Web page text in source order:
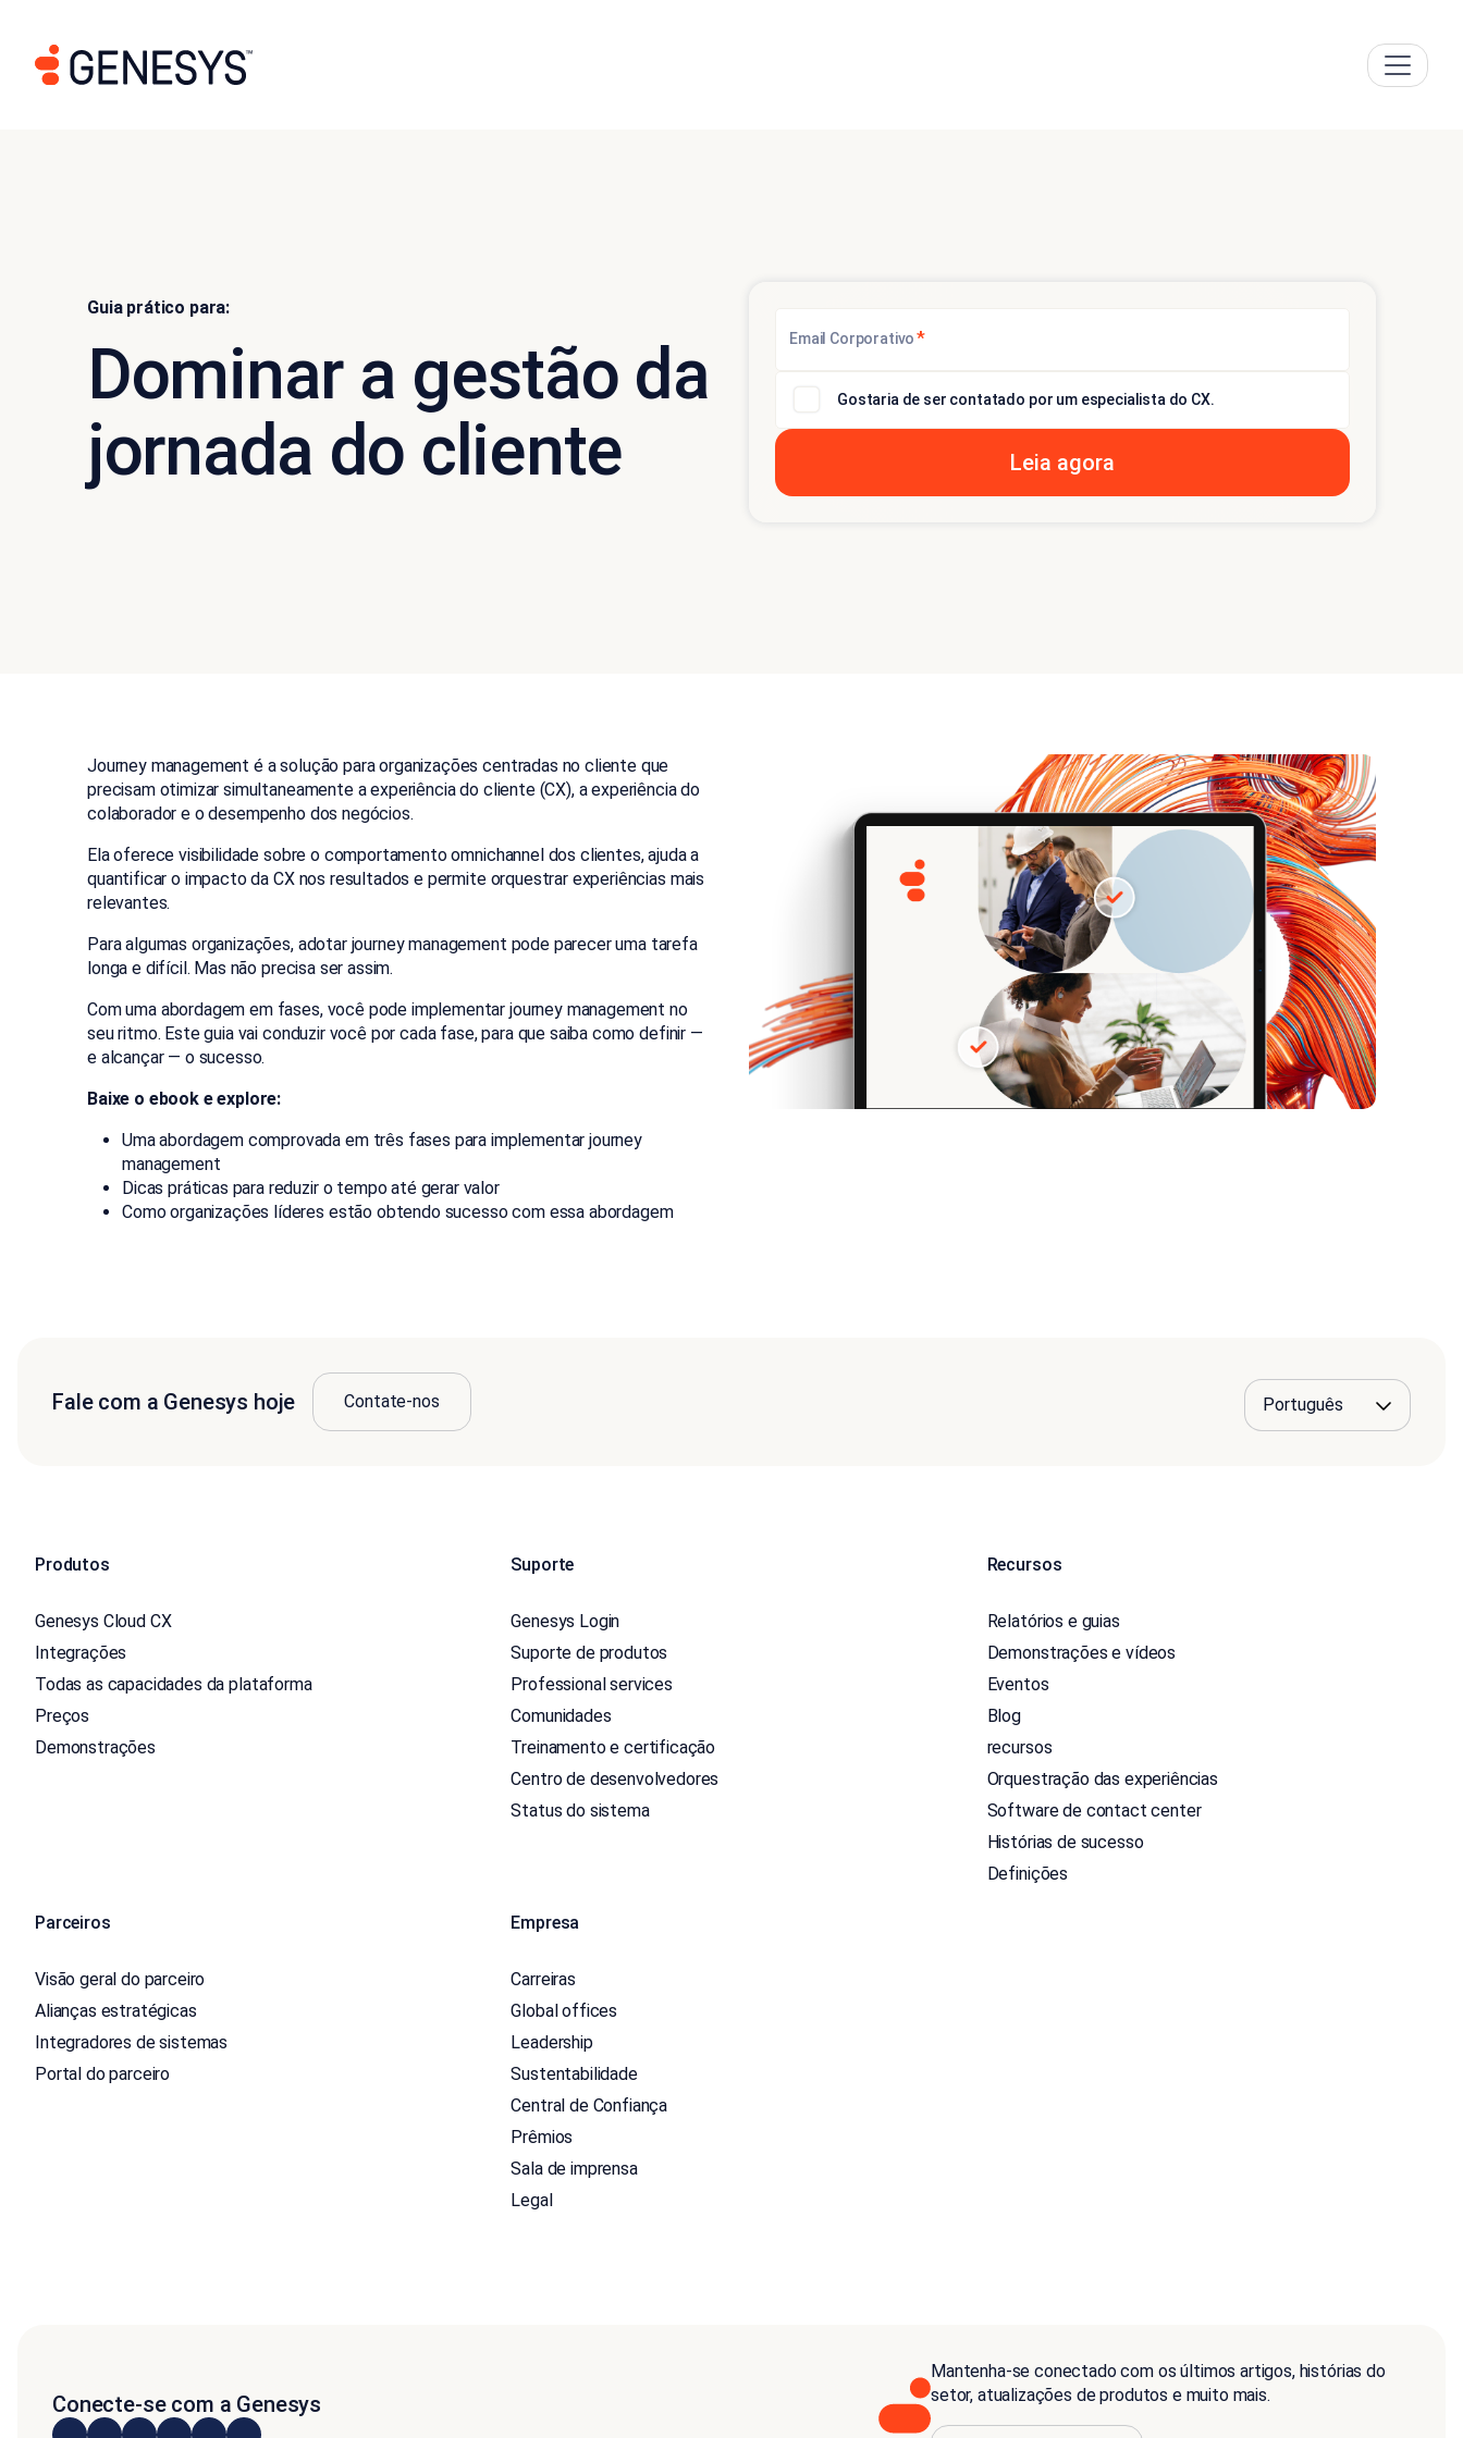
Guia prático para:
Dominar a gestão da
jornada do cliente
Email Corporativo *
Gostaria de ser contatado por um especialista do CX.
Journey management é a solução para organizações centradas no cliente que
precisam otimizar simultaneamente a experiência do cliente (CX), a experiência do
colaborador e o desempenho dos negócios.
Ela oferece visibilidade sobre o comportamento omnichannel dos clientes, ajuda a
quantificar o impacto da CX nos resultados e permite orquestrar experiências mais
relevantes.
Para algumas organizações, adotar journey management pode parecer uma tarefa
longa e difícil. Mas não precisa ser assim.
Com uma abordagem em fases, você pode implementar journey management no
seu ritmo. Este guia vai conduzir você por cada fase, para que saiba como definir —
e alcançar — o sucesso.
Baixe o ebook e explore:
Uma abordagem comprovada em três fases para implementar journey
management
Dicas práticas para reduzir o tempo até gerar valor
Como organizações líderes estão obtendo sucesso com essa abordagem
Fale com a Genesys hoje Contate-nos
Produtos
Genesys Cloud CX
Integrações
Todas as capacidades da plataforma
Preços
Demonstrações
Suporte
Genesys Login
Suporte de produtos
Professional services
Comunidades
Treinamento e certificação
Centro de desenvolvedores
Status do sistema
Recursos
Relatórios e guias
Demonstrações e vídeos
Eventos
Blog
recursos
Orquestração das experiências
Software de contact center
Histórias de sucesso
Definições
Parceiros
Visão geral do parceiro
Alianças estratégicas
Integradores de sistemas
Portal do parceiro
Empresa
Carreiras
Global offices
Leadership
Sustentabilidade
Central de Confiança
Prêmios
Sala de imprensa
Legal
Conecte-se com a Genesys
Mantenha-se conectado com os últimos artigos, histórias do
setor, atualizações de produtos e muito mais.